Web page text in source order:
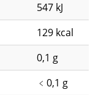
547 kJ
129 kcal
0,1 g
﹤0,1 g